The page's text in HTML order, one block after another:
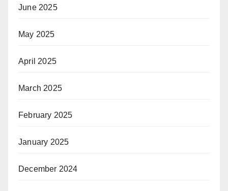
June 2025
May 2025
April 2025
March 2025
February 2025
January 2025
December 2024